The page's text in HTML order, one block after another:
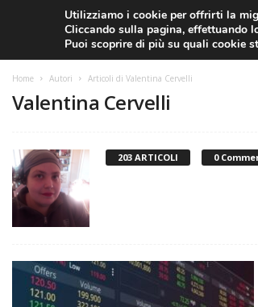
CANDELE GIAPPONESI ECONOMIA FOREX GRATIS
F
r
e
F
o
e
ANALISI TECNICA EURO/
Home Autori Articoli di Valentina Cervelli
Valentina Cervelli
203 ARTICOLI 0
Utilizziamo i cookie per offrirti la
Cliccando sulla pagina, effettuando
Puoi scoprire di più su quali cookie